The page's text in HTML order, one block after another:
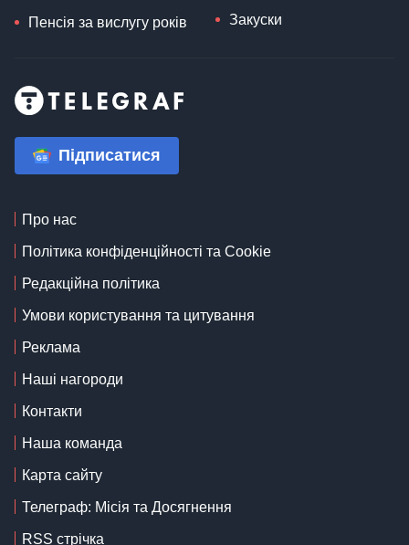
Пенсія за вислугу років Закуски
Підписатися
Про нас
Політика конфіденційності та Cookie
Редакційна політика
Умови користування та цитування
Реклама
Наші нагороди
Контакти
Наша команда
Карта сайту
Телеграф: Місія та Досягнення
RSS стрічка